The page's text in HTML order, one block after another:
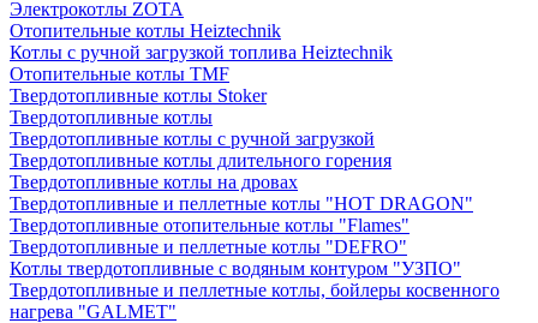
Электрокотлы ZOTA
Отопительные котлы Heiztechnik
Котлы с ручной загрузкой топлива Heiztechnik
Отопительные котлы TMF
Твердотопливные котлы Stoker
Твердотопливные котлы
Твердотопливные котлы с ручной загрузкой
Твердотопливные котлы длительного горения
Твердотопливные котлы на дровах
Твердотопливные и пеллетные котлы "HOT DRAGON"
Твердотопливные отопительные котлы "Flames"
Твердотопливные и пеллетные котлы "DEFRO"
Котлы твердотопливные с водяным контуром "УЗПО"
Твердотопливные и пеллетные котлы, бойлеры косвенного
нагрева "GALMET"